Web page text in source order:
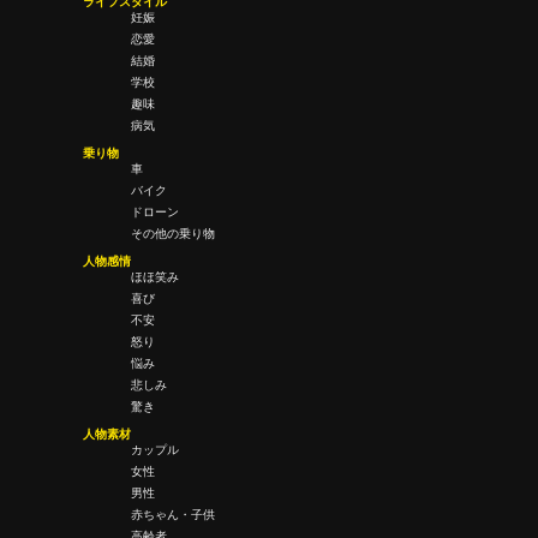
妊娠
恋愛
結婚
学校
趣味
病気
乗り物
車
バイク
ドローン
その他の乗り物
人物感情
ほほ笑み
喜び
不安
怒り
悩み
悲しみ
驚き
人物素材
カップル
女性
男性
赤ちゃん・子供